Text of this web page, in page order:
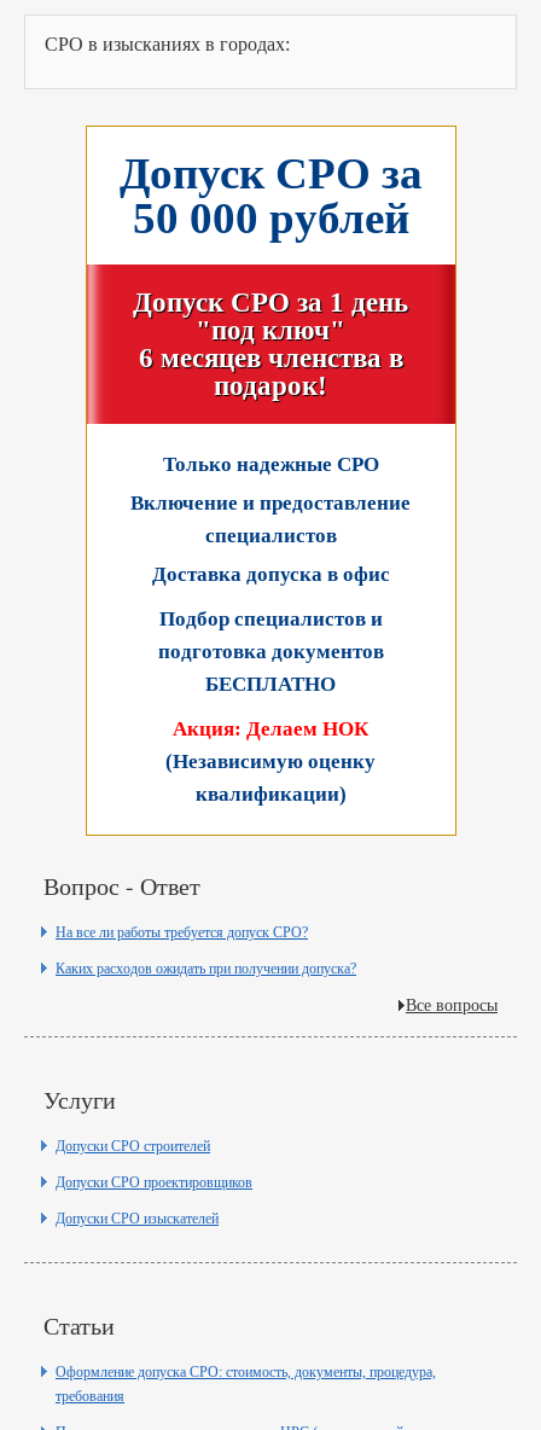
СРО в изысканиях в городах:
Допуск СРО за
50 000 рублей
Допуск СРО за 1 день
"под ключ"
6 месяцев членства в
подарок!
Только надежные СРО
Включение и предоставление
специалистов
Доставка допуска в офис
Подбор специалистов и
подготовка документов
БЕСПЛАТНО
Акция: Делаем НОК
(Независимую оценку
квалификации)
Вопрос - Ответ
На все ли работы требуется допуск СРО?
Каких расходов ожидать при получении допуска?
Все вопросы
Услуги
Допуски СРО строителей
Допуски СРО проектировщиков
Допуски СРО изыскателей
Статьи
Оформление допуска СРО: стоимость, документы, процедура,
требования